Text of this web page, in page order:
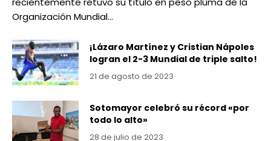
Organización Mundial…
¡Lázaro Martínez y Cristian Nápoles
logran el 2-3 Mundial de triple salto!
21 de agosto de 2023
Sotomayor celebró su récord «por
todo lo alto»
28 de julio de 2023